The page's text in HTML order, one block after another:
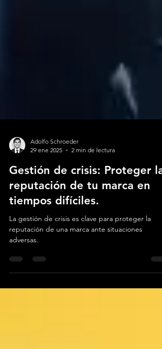
Adolfo Schroeder
29 ene 2025
2 min de lectura
Gestión de crisis: Proteger la
reputación de tu marca en
tiempos difíciles.
La gestión de crisis es clave para proteger la
adversas.